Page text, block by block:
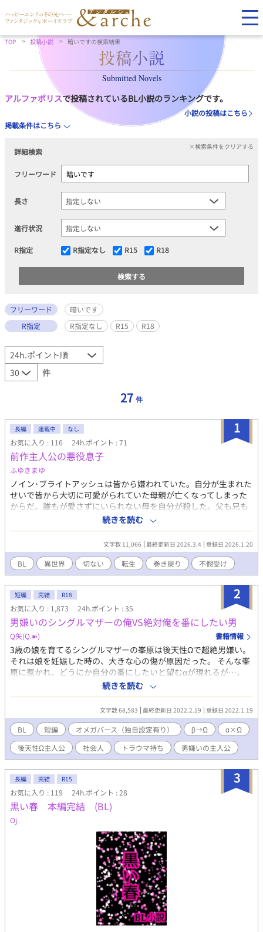
TOP 投稿小説 暗いですの検索結果
Submitted Novels
アルファポリスで投稿されているBL小説のランキングです。
小説の投稿はこちら
掲載条件はこちら
詳細検索
×検索条件をクリアする
フリーワード
長さ
進行状況
R指定 R指定なし R15 R18
フリーワード
暗いです
R指定
R指定なし R15 R18
件
27 件
1
長編 連載中 なし
お気に入り : 116 24h.ポイント : 71
前作主人公の悪役息子
ふゆきまゆ
ノイン･ブライトアッシュは皆から嫌われていた。自分が生まれた
せいで皆から大切に可愛がられていた母親が亡くなってしまった
からだ。誰もが愛さずにいられない母を自分が殺した。父も兄も
使用人たちからも嫌われ冷たく扱われてしまう。それは我が家が
後見人として新しく引き取られたブルームよりも。だがノインは
知らなかった。これがBL漫画の世界だということを。 ※相手はブ
ルームではありません。 ※最初は暗いです。胸糞要素あり。 ※男
性妊娠ありの世界。 ※性的展開はありません。
続きを読む
文字数 11,066 最終更新日 2026.3.4 登録日 2026.1.20
BL 異世界 切ない 転生 巻き戻り 不憫受け
2
短編 完結 R18
お気に入り : 1,873 24h.ポイント : 35
男嫌いのシングルマザーの俺VS絶対俺を番にしたい男
Q矢(Q.➽) 書籍情報
3歳の娘を育てるシングルマザーの峯原は後天性Ωで超絶男嫌い。
それは娘を妊娠した時の、大きな心の傷が原因だった。 そんな峯
原に惹かれ、どうにか自分の番にしたいと望むαが現れるが…。
男嫌いでゴリゴリ塩対応の峯原と、それにもめげないハイスペ包
容歳下α千道との仁義なき攻防戦、始まります。 「男はノーサン
キュー。」 「媚びない貴方に媚びられたい。」 峯原 咲太 29歳、
Ω 千道 名城 27歳 α ※最初の2話が暗いです。ご注意。 ※女性が出
ますが恋愛要素は0です。 ※一部センシティブ且つ残酷な描写が
あります。 ※なんかとにかく峯原が塩。
続きを読む
文字数 68,583 最終更新日 2022.2.19 登録日 2022.1.19
BL 短編 オメガバース（独自設定有り） β→Ω
α×Ω
後天性Ω主人公
社会人 トラウマ持ち 男嫌いの主人公
3
長編 完結 R15
お気に入り : 119 24h.ポイント : 28
黒い春 本編完結 (BL)
Oj